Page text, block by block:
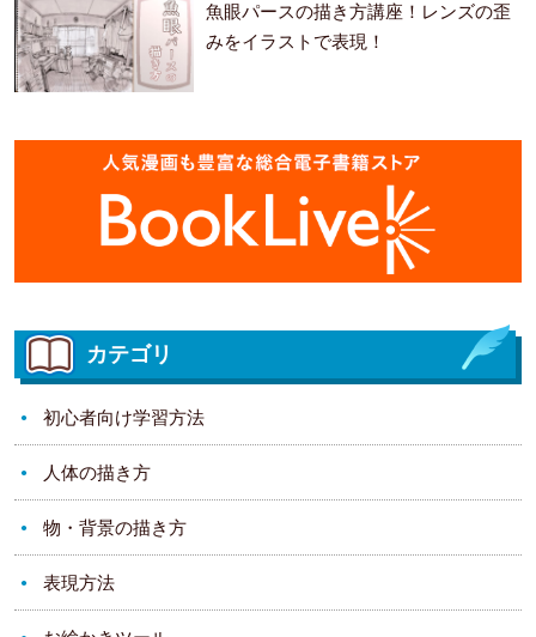
魚眼パースの描き方講座！レンズの歪
みをイラストで表現！
カテゴリ
初心者向け学習方法
人体の描き方
物・背景の描き方
表現方法